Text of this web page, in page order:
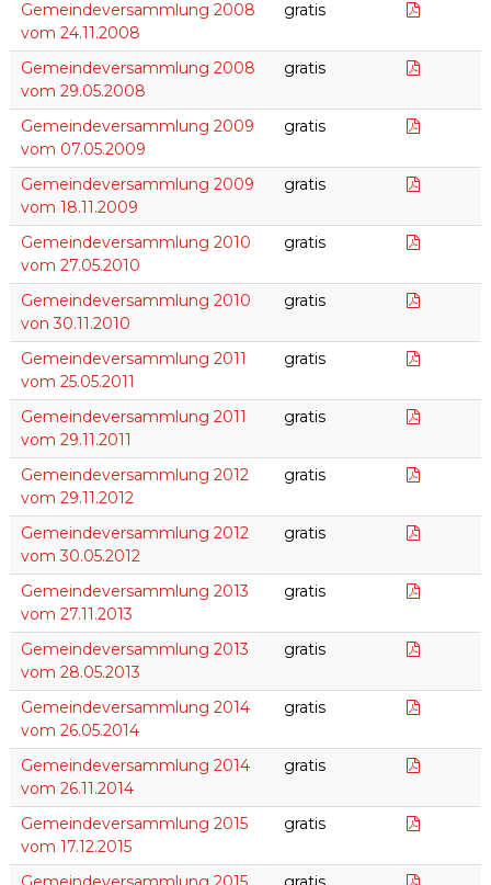
Gemeindeversammlung 2008
vom 24.11.2008
gratis
Gemeindeversammlung 2008
vom 29.05.2008
gratis
Gemeindeversammlung 2009
vom 07.05.2009
gratis
Gemeindeversammlung 2009
vom 18.11.2009
gratis
Gemeindeversammlung 2010
vom 27.05.2010
gratis
Gemeindeversammlung 2010
von 30.11.2010
gratis
Gemeindeversammlung 2011
vom 25.05.2011
gratis
Gemeindeversammlung 2011
vom 29.11.2011
gratis
Gemeindeversammlung 2012
vom 29.11.2012
gratis
Gemeindeversammlung 2012
vom 30.05.2012
gratis
Gemeindeversammlung 2013
vom 27.11.2013
gratis
Gemeindeversammlung 2013
vom 28.05.2013
gratis
Gemeindeversammlung 2014
vom 26.05.2014
gratis
Gemeindeversammlung 2014
vom 26.11.2014
gratis
Gemeindeversammlung 2015
vom 17.12.2015
gratis